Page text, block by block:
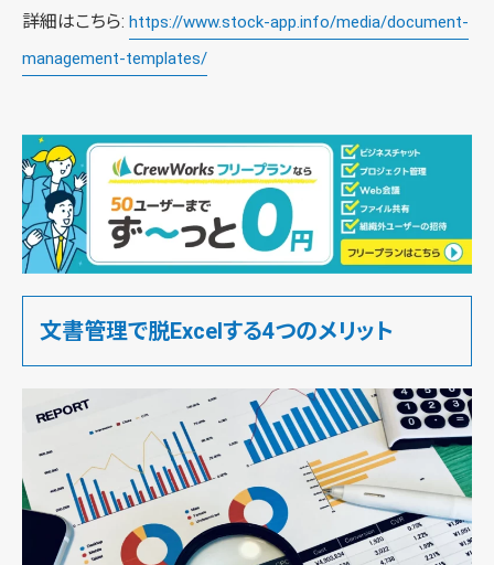
詳細はこちら: https://www.stock-app.info/media/document-
management-templates/
文書管理で脱Excelする4つのメリット